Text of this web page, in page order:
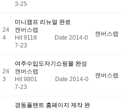
3-25
24
4
미니캠프 리뉴얼 완료
캔버스랩
Hit 9118
Date 2014-0
7-23
캔버스랩
24
3
여주수입도자기쇼핑몰 완성
캔버스랩
Hit 9801
Date 2014-0
7-23
캔버스랩
경동플랜트 홈페이지 제작 완